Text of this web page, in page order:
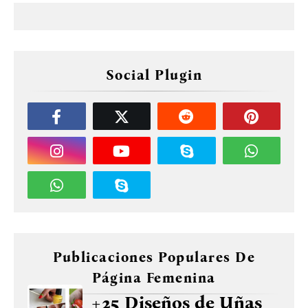
Social Plugin
Publicaciones Populares De
Página Femenina
+25 Diseños de Uñas